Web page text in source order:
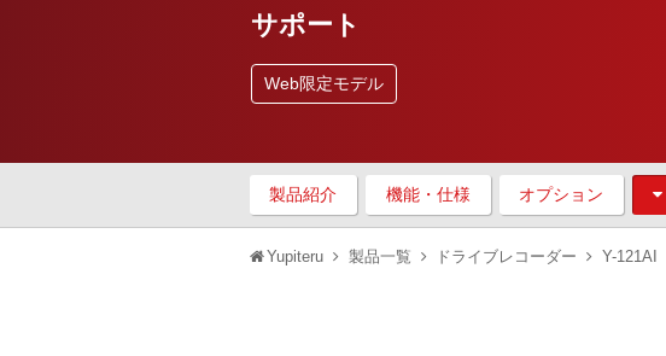
サポート
Web限定モデル
製品紹介 機能・仕様 オプション
Yupiteru 製品一覧 ドライブレコーダー Y-121AI